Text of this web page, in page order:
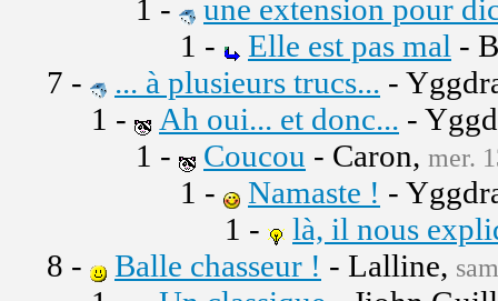
1 -
une extension pour
1 -
Elle est pas mal -
7 -
... à plusieurs trucs... -
1 -
Ah oui... et donc... -
1 -
Coucou - Caron, mer.
1 - Namaste ! -
1 -
là, il nous
8 -
Balle chasseur ! - Lalline,